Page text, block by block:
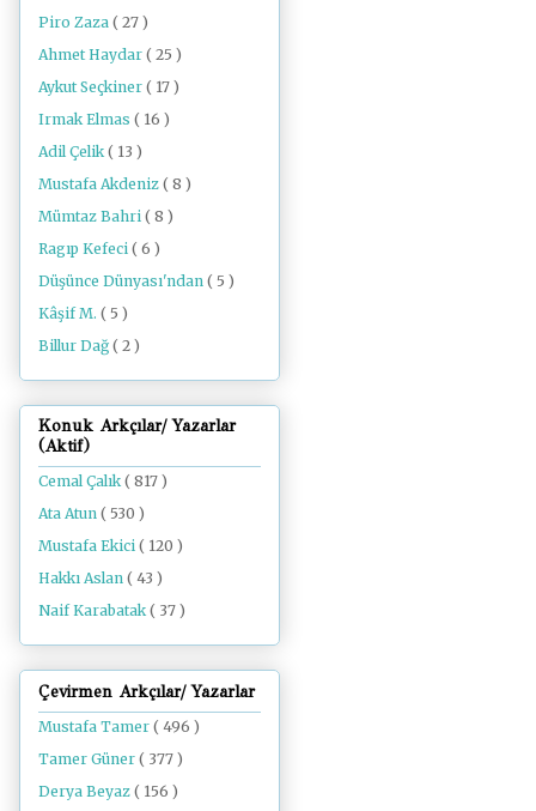
Piro Zaza ( 27 )
Ahmet Haydar ( 25 )
Aykut Seçkiner ( 17 )
Irmak Elmas ( 16 )
Adil Çelik ( 13 )
Mustafa Akdeniz ( 8 )
Mümtaz Bahri ( 8 )
Ragıp Kefeci ( 6 )
Düşünce Dünyası'ndan ( 5 )
Kâşif M. ( 5 )
Billur Dağ ( 2 )
Konuk Arkçılar/ Yazarlar
(Aktif)
Cemal Çalık( 817 )
Ata Atun ( 530 )
Mustafa Ekici ( 120 )
Hakkı Aslan ( 43 )
Naif Karabatak( 37 )
Çevirmen Arkçılar/ Yazarlar
Mustafa Tamer ( 496 )
Tamer Güner ( 377 )
Derya Beyaz ( 156 )